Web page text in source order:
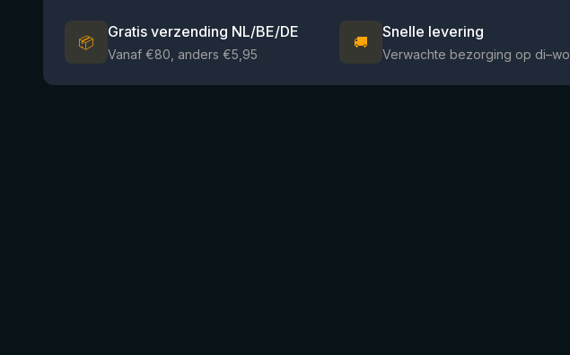
📦
Gratis verzending NL/BE/DE
Vanaf €80, anders €5,95
🚚
Snelle levering
Verwachte bezorging op di–wo